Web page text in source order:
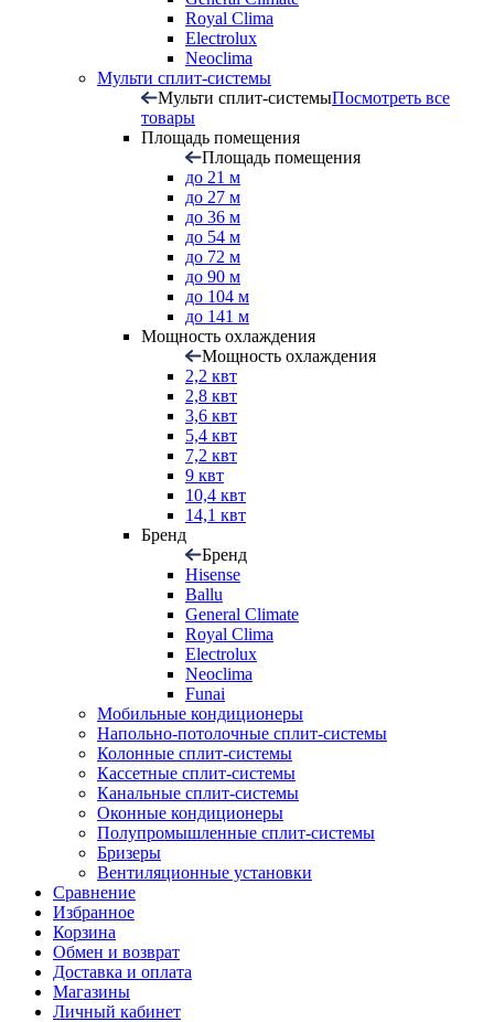
Royal Clima
Electrolux
Neoclima
Мульти сплит-системы
Мульти сплит-системыПосмотреть все
товары
Площадь помещения
Площадь помещения
до 21 м
до 27 м
до 36 м
до 54 м
до 72 м
до 90 м
до 104 м
до 141 м
Мощность охлаждения
Мощность охлаждения
2,2 квт
2,8 квт
3,6 квт
5,4 квт
7,2 квт
9 квт
10,4 квт
14,1 квт
Бренд
Бренд
Hisense
Ballu
General Climate
Royal Clima
Electrolux
Neoclima
Funai
Мобильные кондиционеры
Напольно-потолоч​ные ​сплит-системы
Колонные ​​сплит-системы
Кассетные сплит-системы
Канальные сплит-системы
Оконные кондиционеры
Полупромышленные сплит-системы
Бризеры
Вентиляционные установки
Сравнение
Избранное
Корзина
Обмен и возврат
Доставка и оплата
Магазины
Личный кабинет